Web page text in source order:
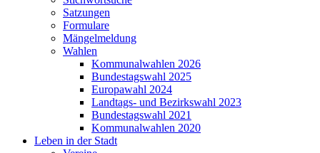
Satzungen
Formulare
Mängelmeldung
Wahlen
Kommunalwahlen 2026
Bundestagswahl 2025
Europawahl 2024
Landtags- und Bezirkswahl 2023
Bundestagswahl 2021
Kommunalwahlen 2020
Leben in der Stadt